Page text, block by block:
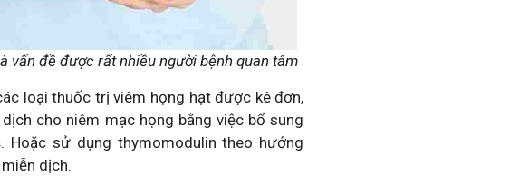
vấn đề được rất nhiều người bệnh quan tâm
loại thuốc trị viêm họng hạt được kê đơn,
cho niêm mạc họng bằng việc bổ sung
Hoặc sử dụng thymomodulin theo hướng
dịch.